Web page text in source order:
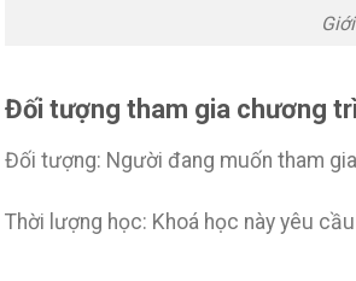
Đối tượng tham gia chương
Đối tượng: Người đang muốn tham
Thời lượng học: Khoá học này yêu